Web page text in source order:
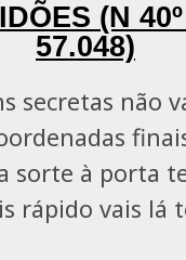
(N
57.048)
secretas não
sorte à porta
rápido vais lá